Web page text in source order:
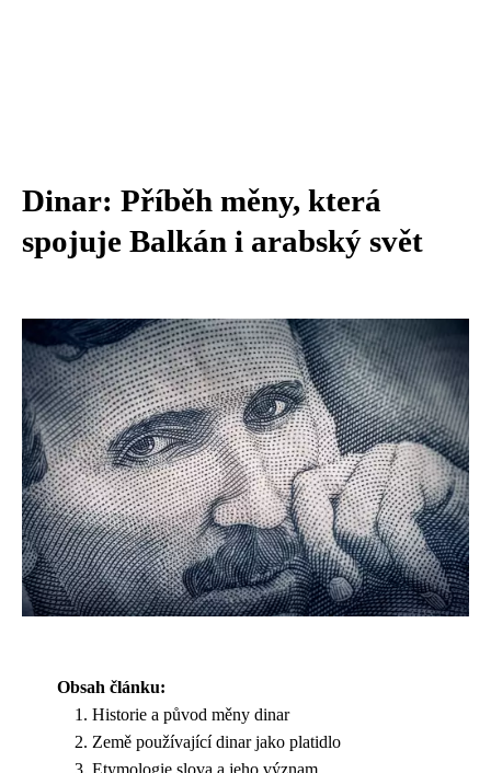
Dinar: Příběh měny, která
spojuje Balkán i arabský svět
Obsah článku:
Historie a původ měny dinar
Země používající dinar jako platidlo
Etymologie slova a jeho význam